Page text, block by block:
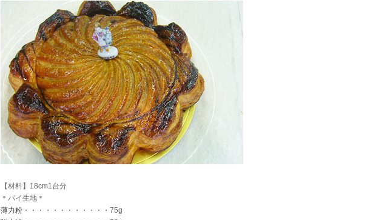
【材料】18cm1台分
＊パイ生地＊
薄力粉 ・・・・・・・・・・・・75g